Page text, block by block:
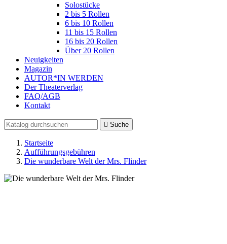
Solostücke
2 bis 5 Rollen
6 bis 10 Rollen
11 bis 15 Rollen
16 bis 20 Rollen
Über 20 Rollen
Neuigkeiten
Magazin
AUTOR*IN WERDEN
Der Theaterverlag
FAQ/AGB
Kontakt
 Suche
Startseite
Aufführungsgebühren
Die wunderbare Welt der Mrs. Flinder